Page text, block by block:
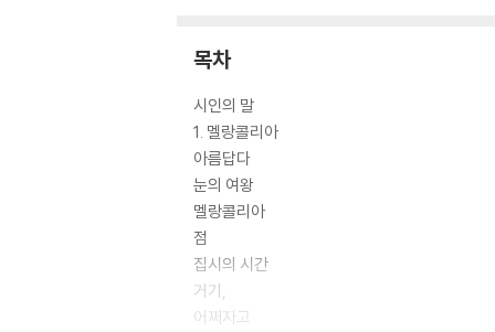
목차
시인의 말
1. 멜랑콜리아
아름답다
눈의 여왕
멜랑콜리아
점
집시의 시간
거기,
어쩌자고